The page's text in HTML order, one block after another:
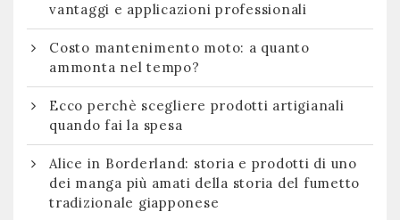
vantaggi e applicazioni professionali
Costo mantenimento moto: a quanto
ammonta nel tempo?
Ecco perchè scegliere prodotti artigianali
quando fai la spesa
Alice in Borderland: storia e prodotti di uno
dei manga più amati della storia del fumetto
tradizionale giapponese